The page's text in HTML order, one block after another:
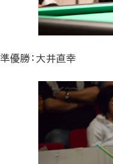
準優勝：大井直幸